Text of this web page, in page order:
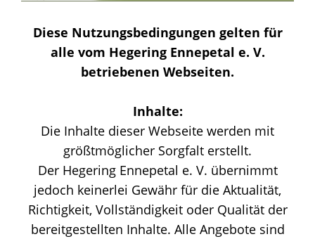
Diese Nutzungsbedingungen gelten für
alle vom Hegering Ennepetal e. V.
betriebenen Webseiten.
Inhalte:
Die Inhalte dieser Webseite werden mit
größtmöglicher Sorgfalt erstellt.
Der Hegering Ennepetal e. V. übernimmt
jedoch keinerlei Gewähr für die Aktualität,
Richtigkeit, Vollständigkeit oder Qualität der
bereitgestellten Inhalte. Alle Angebote sind